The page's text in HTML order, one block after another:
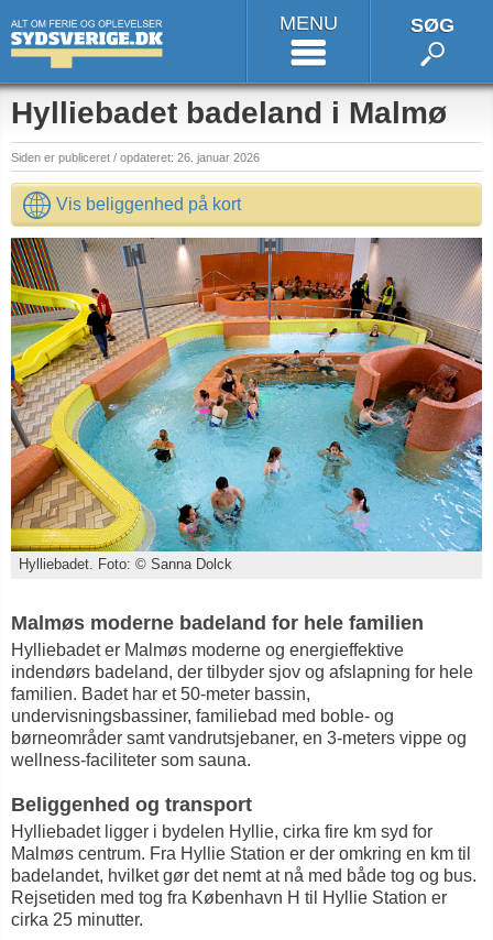
MENU SØG
Hylliebadet badeland i Malmø
Siden er publiceret / opdateret: 26. januar 2026
Vis beliggenhed på kort
Hylliebadet. Foto: © Sanna Dolck
Malmøs moderne badeland for hele familien
Hylliebadet er Malmøs moderne og energieffektive
indendørs badeland, der tilbyder sjov og afslapning for hele
familien. Badet har et 50‑meter bassin,
undervisningsbassiner, familiebad med boble- og
børneområder samt vandrutsjebaner, en 3‑meters vippe og
wellness‑faciliteter som sauna.
Beliggenhed og transport
Hylliebadet ligger i bydelen Hyllie, cirka fire km syd for
Malmøs centrum. Fra Hyllie Station er der omkring en km til
badelandet, hvilket gør det nemt at nå med både tog og bus.
Rejsetiden med tog fra København H til Hyllie Station er
cirka 25 minutter.